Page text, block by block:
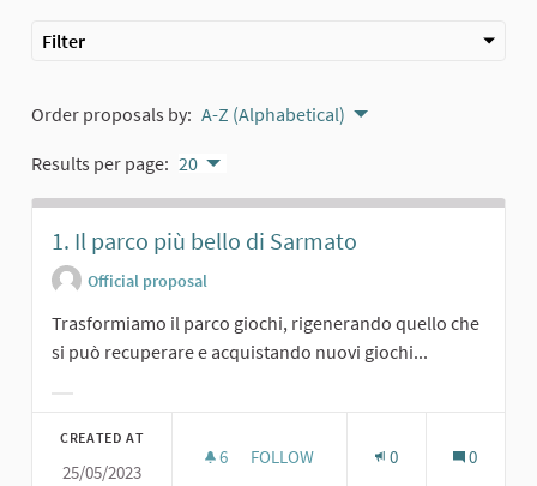
Filter
Order proposals by: A-Z (Alphabetical)
Results per page: 20
1. Il parco più bello di Sarmato
Official proposal
Trasformiamo il parco giochi, rigenerando quello che
si può recuperare e acquistando nuovi giochi...
CREATED AT
25/05/2023
6 6 FOLLOWERS
FOLLOW 0 0